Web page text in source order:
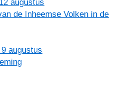
augustus
de Inheemse Volken in de
augustus